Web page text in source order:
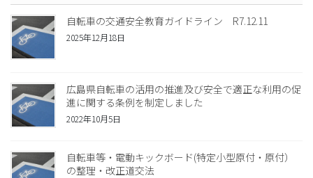
自転車の交通安全教育ガイドライン R7.12.11
2025年12月18日
広島県自転車の活用の推進及び安全で適正な利用の促
進に関する条例を制定しました
2022年10月5日
自転車等・電動キックボード(特定小型原付・原付）
の整理・改正道交法